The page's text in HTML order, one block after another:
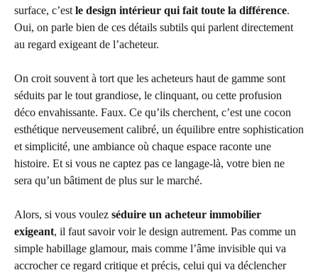
surface, c’est le design intérieur qui fait toute la différence.
Oui, on parle bien de ces détails subtils qui parlent directement
au regard exigeant de l’acheteur.
On croit souvent à tort que les acheteurs haut de gamme sont
séduits par le tout grandiose, le clinquant, ou cette profusion
déco envahissante. Faux. Ce qu’ils cherchent, c’est une cocon
esthétique nerveusement calibré, un équilibre entre sophistication
et simplicité, une ambiance où chaque espace raconte une
histoire. Et si vous ne captez pas ce langage-là, votre bien ne
sera qu’un bâtiment de plus sur le marché.
Alors, si vous voulez séduire un acheteur immobilier
exigeant, il faut savoir voir le design autrement. Pas comme un
simple habillage glamour, mais comme l’âme invisible qui va
accrocher ce regard critique et précis, celui qui va déclencher